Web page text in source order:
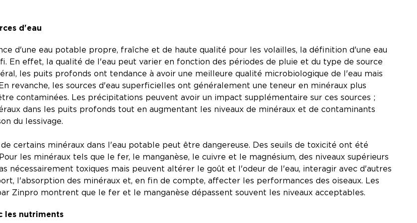
d'eau
d'une eau potable propre, fraîche et de haute qualité pour les volailles, la définition d'une eau
En effet, la qualité de l'eau peut varier en fonction des périodes de pluie et du type de source
les puits profonds ont tendance à avoir une meilleure qualité microbiologique de l'eau mais
revanche, les sources d'eau superficielles ont généralement une teneur en minéraux plus
contaminées. Les précipitations peuvent avoir un impact supplémentaire sur ces sources ;
dans les puits profonds tout en augmentant les niveaux de minéraux et de contaminants
du lessivage.
certains minéraux dans l'eau potable peut être dangereuse. Des seuils de toxicité ont été
les minéraux tels que le fer, le manganèse, le cuivre et le magnésium, des niveaux supérieurs
nécessairement toxiques mais peuvent altérer le goût et l'odeur de l'eau, interagir avec d'autres
l'absorption des minéraux et, en fin de compte, affecter les performances des oiseaux. Les
Zinpro montrent que le fer et le manganèse dépassent souvent les niveaux acceptables.
les nutriments